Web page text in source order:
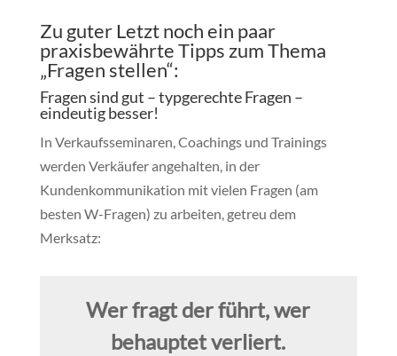
Zu guter Letzt noch ein paar
praxisbewährte Tipps zum Thema
„Fragen stellen“:
Fragen sind gut – typgerechte Fragen –
eindeutig besser!
In Verkaufsseminaren, Coachings und Trainings
werden Verkäufer angehalten, in der
Kundenkommunikation mit vielen Fragen (am
besten W-Fragen) zu arbeiten, getreu dem
Merksatz:
Wer fragt der führt, wer
behauptet verliert.